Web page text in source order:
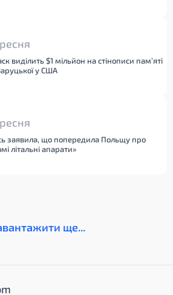
виділить $1 мільйон на стінописи пам’яті
у США
заявила, що попередила Польщу про
літальні апарати»
ще...